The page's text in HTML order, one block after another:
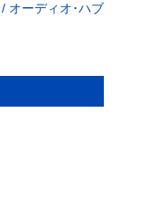
オーディオ･ハブ